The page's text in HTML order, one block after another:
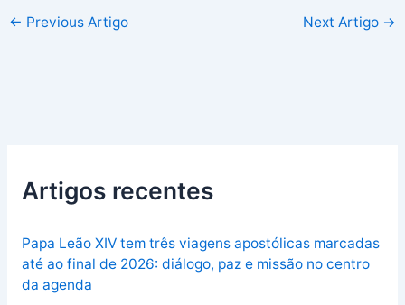
← Previous Artigo Next Artigo →
Artigos recentes
Papa Leão XIV tem três viagens apostólicas marcadas
até ao final de 2026: diálogo, paz e missão no centro
da agenda